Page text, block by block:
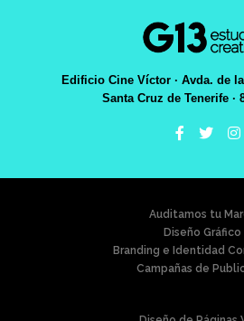
Edificio Cine Víctor · Avda. de
Santa Cruz de Tenerife ·
Auditamos tu
Diseño Gráfico
Branding e Identidad
Campañas de